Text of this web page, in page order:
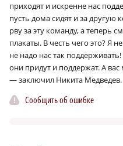
приходят и искренне нас
пусть дома сидят и за другую
рву за эту команду, а теперь
плакаты. В честь чего это? Я
не надо нас так
они придут и поддержат. А
— заключил Никита Медведев.
Сообщить об ошибке